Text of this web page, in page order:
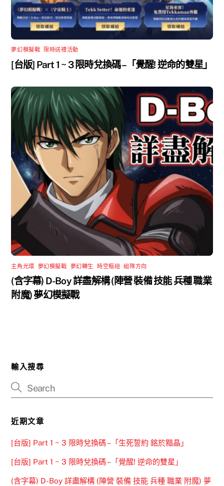
夢幻模擬戰 限時送禮活動
[台版] Part 1 ~ 3 限時兌換碼 –「覺醒! 逆命的雙星」
主角光環 夢幻模擬戰 夢幻轉生 ,時空樞紐 ,組隊方向
(含字幕) D-Boy 詳盡解構 (陣營 裝備 技能 兵種 職業
附魔) 夢幻模擬戰
輸入搜尋
近期文章
[台版] Part 1 ~ 3 限時兌換碼 –「生死誓約 銘於黯晶」
[台版] Part 1 ~ 3 限時兌換碼 –「覺醒! 逆命的雙星」
(含字幕) D-Boy 詳盡解構 (陣營 裝備 技能 兵種 職業 附魔) 夢